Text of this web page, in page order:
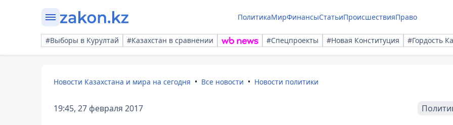
ПолитикаМирФинансыСтатьиПроисшествияПраво
#Выборы в Курултай #Казахстан в сравнении #Спецпроекты #Новая Конституция #Гордость
Новости Казахстана и мира на сегодня Все новости Новости политики
19:45, 27 февраля 2017